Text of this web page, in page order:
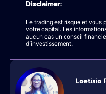
Disclaimer:
Le trading est risqué et vous
votre capital. Les
aucun cas un conseil
d’investissement.
Laetisia